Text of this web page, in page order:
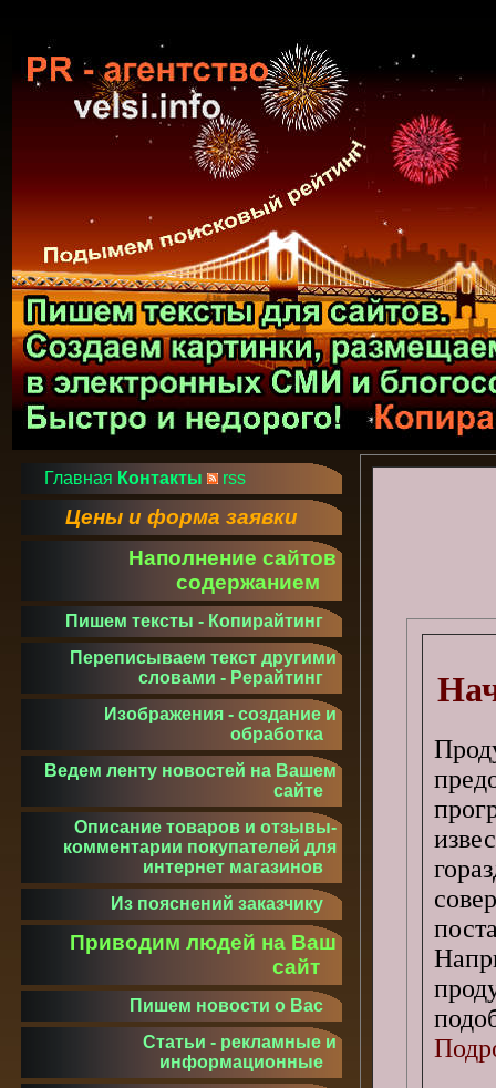
Главная Контакты rss
Цены и форма заявки
Наполнение сайтов
содержанием
Пишем тексты - Копирайтинг
Переписываем текст другими
словами - Рерайтинг
Изображения - создание и
обработка
Ведем ленту новостей на Вашем
сайте
Описание товаров и отзывы-
комментарии покупателей для
интернет магазинов
Из пояснений заказчику
Приводим людей на Ваш
сайт
Пишем новости о Вас
Статьи - рекламные и
информационные